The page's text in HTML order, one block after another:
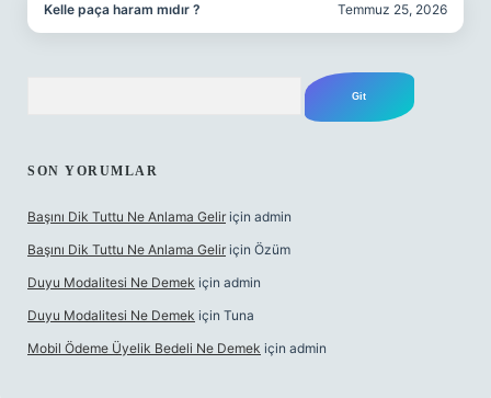
Kelle paça haram mıdır ? Temmuz 25, 2026
SON YORUMLAR
Başını Dik Tuttu Ne Anlama Gelir için admin
Başını Dik Tuttu Ne Anlama Gelir için Özüm
Duyu Modalitesi Ne Demek için admin
Duyu Modalitesi Ne Demek için Tuna
Mobil Ödeme Üyelik Bedeli Ne Demek için admin